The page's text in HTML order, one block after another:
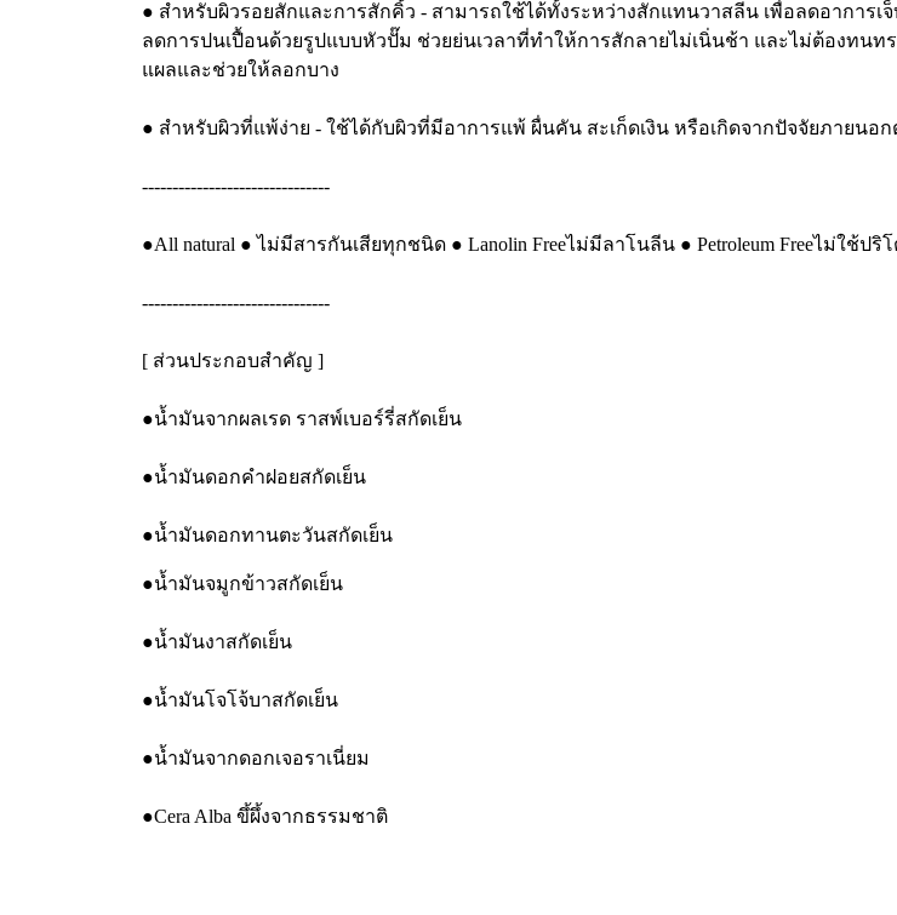
● สำหรับผิวรอยสักและการสักคิ้ว - สามารถใช้ได้ทั้งระหว่างสักแทนวาสลีน เพื่อลดอาการเ
ลดการปนเปื้อนด้วยรูปแบบหัวปั๊ม ช่วยย่นเวลาที่ทำให้การสักลายไม่เนิ่นช้า และไม่ต้องทน
แผลและช่วยให้ลอกบาง
● สำหรับผิวที่แพ้ง่าย - ใช้ได้กับผิวที่มีอาการแพ้ ผื่นคัน สะเก็ดเงิน หรือเกิดจากปัจจัยภายน
-------------------------------
●All natural ● ไม่มีสารกันเสียทุกชนิด ● Lanolin Freeไม่มีลาโนลีน ● Petroleum Freeไม่ใช้ปริโ
-------------------------------
[ ส่วนประกอบสำคัญ ]
●น้ำมันจากผลเรด ราสพ์เบอร์รี่สกัดเย็น
●น้ำมันดอกคำฝอยสกัดเย็น
●น้ำมันดอกทานตะวันสกัดเย็น
●น้ำมันจมูกข้าวสกัดเย็น
●น้ำมันงาสกัดเย็น
●น้ำมันโจโจ้บาสกัดเย็น
●น้ำมันจากดอกเจอราเนี่ยม
●Cera Alba ขึ้ผึ้งจากธรรมชาติ